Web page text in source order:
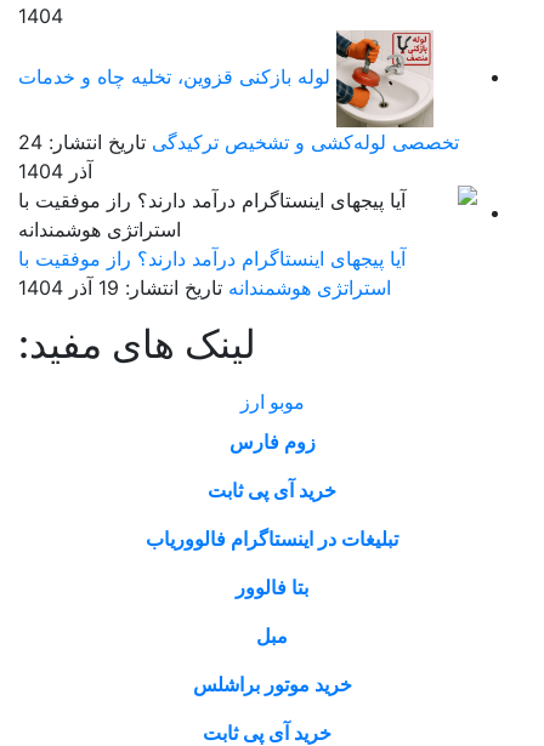
لوله بازکنی قزوین، تخلیه چاه و خدمات
تخصصی لوله‌کشی و تشخیص ترکیدگی
تاریخ انتشار: 24
آیا پیجهای اینستاگرام درآمد دارند؟ راز موفقیت با
استراتژی هوشمندانه تاریخ انتشار: 19 آذر 1404
لینک های مفید:
موبو ارز
زوم فارس
خرید آی پی ثابت
تبلیغات در اینستاگرام فالووریاب
بتا فالوور
خرید موتور براشلس
خرید آی پی ثابت